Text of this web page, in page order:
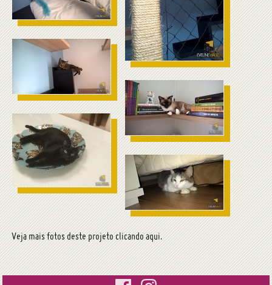
Veja mais fotos deste projetoclicando aqui.